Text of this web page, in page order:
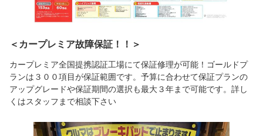
＜カープレミア故障保証！！＞
カープレミア全国提携認証工場にて保証修理が可能！ゴールドプ
ランは３００項目が保証範囲です。予算に合わせて保証プランの
アップグレードや保証期間の選択も最大３年まで可能です。詳し
くはスタッフまで相談下さい